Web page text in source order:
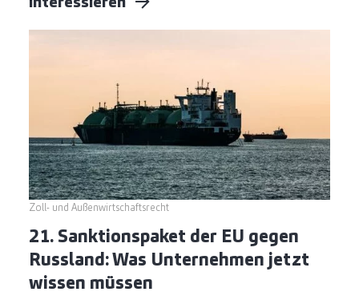
Zoll- und Außenwirtschaftsrecht
21. Sanktionspaket der EU gegen
Russland: Was Unternehmen jetzt
wissen müssen